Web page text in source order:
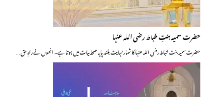
حضرت سمیہ بنتِ خباط رضی اللہ عنہا
حضرت سمیہ بنت خباط رضی اللہ عنہا کا شمار نہایت بلند پایہ صحابیات میں ہوتا ہے۔ انھوں نے راہِ حق…